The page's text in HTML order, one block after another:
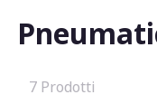
7 Prodotti